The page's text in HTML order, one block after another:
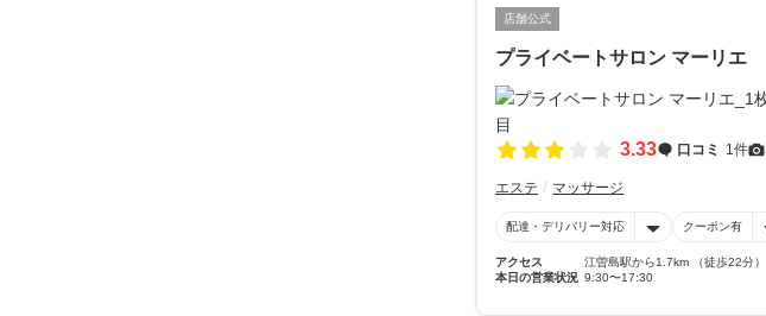
店舗公式
プライベートサロン マーリエ
3.33 口コミ 1件
エステ マッサージ
配達・デリバリー対応 クーポン有
アクセス
江曽島駅から1.7km （徒歩22分）
本日の営業状況 9:30〜17:30